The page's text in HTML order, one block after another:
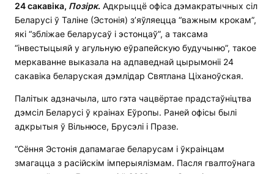
24 сакавіка, Позірк. Адкрыццё офіса дэмакратычных сіл
Беларусі ў Таліне (Эстонія) з’яўляецца “важным крокам”,
які “збліжае беларусаў і эстонцаў”, а таксама
“інвестыцыяй у агульную еўрапейскую будучыню”, такое
меркаванне выказала на адпаведнай цырымоніі 24
сакавіка беларуская дэмлідар Святлана Ціханоўская.
Палітык адзначыла, што гэта чацвёртае прадстаўніцтва
дэмсіл Беларусі ў краінах Еўропы. Раней офісы былі
адкрытыя ў Вільнюсе, Брусэлі і Празе.
“Сёння Эстонія дапамагае беларусам і ўкраінцам
змагацца з расійскім імперыялізмам. Пасля гвалтоўнага